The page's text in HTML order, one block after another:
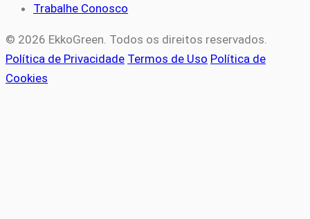
Trabalhe Conosco
© 2026 EkkoGreen. Todos os direitos reservados.
Política de Privacidade Termos de Uso Política de
Cookies